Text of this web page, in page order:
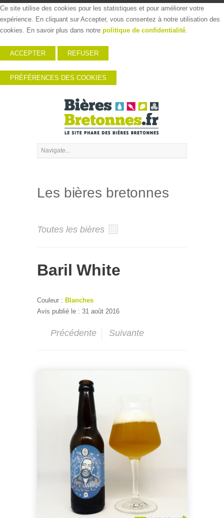
Ce site utilise des cookies pour les statistiques et pour améliorer votre
expérience. En cliquant sur Accepter, vous consentez à notre utilisation des
cookies. En savoir plus dans notre politique de confidentialité.
ACCEPTER REFUSER
PRÉFÉRENCES DES COOKIES
Les bières bretonnes
Toutes les bières
Baril White
Couleur : Blanches
Avis publié le : 31 août 2016
Précédente Suivante